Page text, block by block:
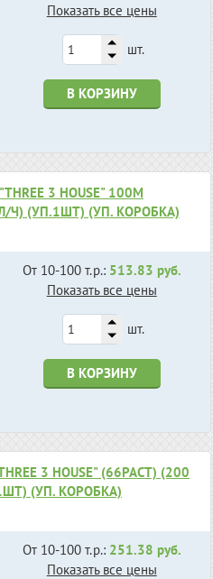
Показать все цены
шт.
В КОРЗИНУ
3 HOUSE" 100М
Ч) (УП.1ШТ) (УП. КОРОБКА)
От 10-100 т.р.: 513.83 руб.
Показать все цены
шт.
В КОРЗИНУ
3 HOUSE" (66РАСТ) (200
(УП. КОРОБКА)
От 10-100 т.р.: 251.38 руб.
Показать все цены